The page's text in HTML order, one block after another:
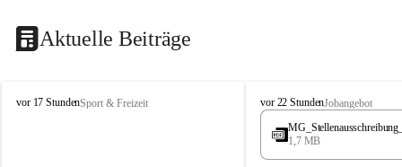
Aktuelle Beiträge
S
vor 17 StundenSport & Freizeit
S
t
s
vor 22 StundenJobangebot
1,7 MB